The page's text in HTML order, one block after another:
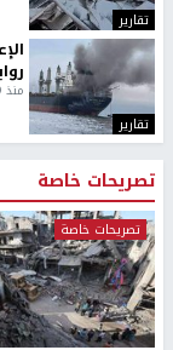
تقارير
تقارير
منذ 9 ثواني
تصريحات خاصة
تصريحات خاصة